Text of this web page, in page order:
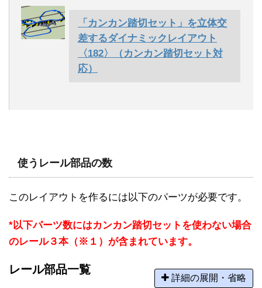
「カンカン踏切セット」を立体交
差するダイナミックレイアウト
〈182〉（カンカン踏切セット対
応）
使うレール部品の数
このレイアウトを作るには以下のパーツが必要です。
*以下パーツ数にはカンカン踏切セットを使わない場合
のレール３本（※１）が含まれています。
レール部品一覧
詳細の展開・省略